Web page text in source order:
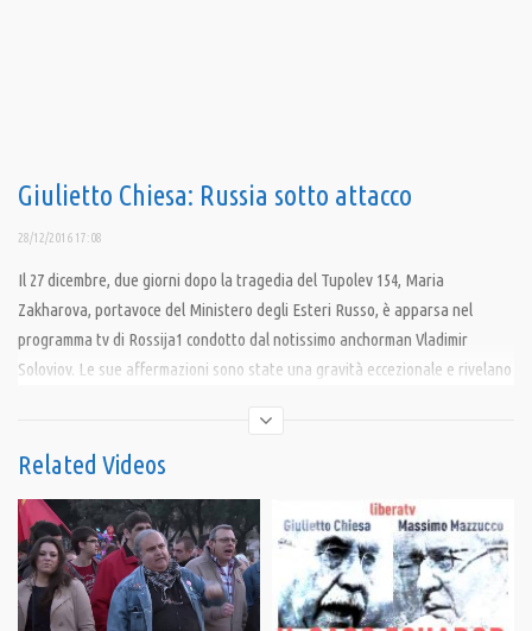
Giulietto Chiesa: Russia sotto attacco
28/12/2016 17:08
Il 27 dicembre, due giorni dopo la tragedia del Tupolev 154, Maria
Zakharova, portavoce del Ministero degli Esteri Russo, è apparsa nel
programma tv di Rossija1 condotto dal notissimo anchorman Vladimir
Soloviov. Le sue affermazioni sono state una gravità eccezionale e rivelano
dicembre sia stato davvero un incidente.
Related Videos